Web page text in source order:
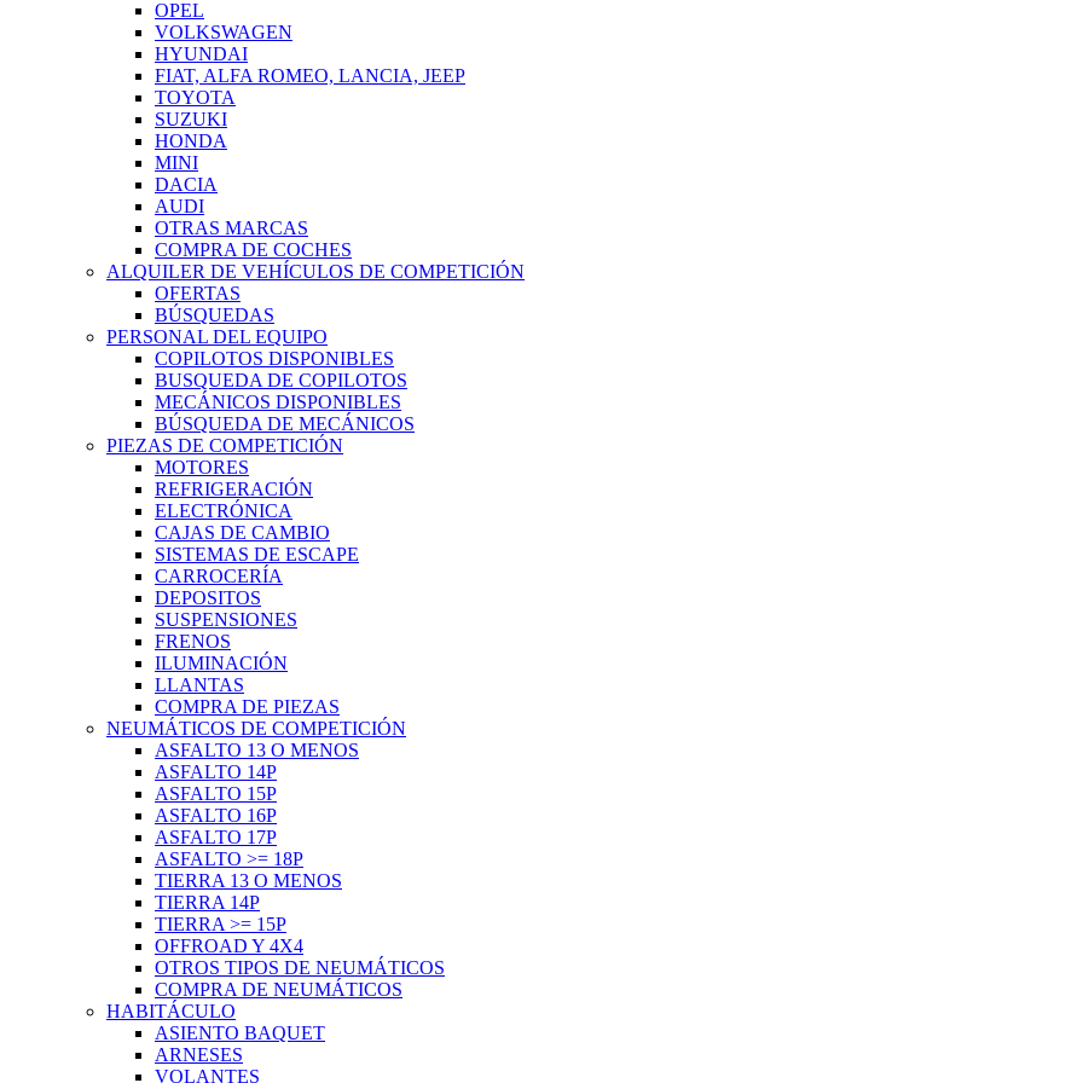
OPEL
VOLKSWAGEN
HYUNDAI
FIAT, ALFA ROMEO, LANCIA, JEEP
TOYOTA
SUZUKI
HONDA
MINI
DACIA
AUDI
OTRAS MARCAS
COMPRA DE COCHES
ALQUILER DE VEHÍCULOS DE COMPETICIÓN
OFERTAS
BÚSQUEDAS
PERSONAL DEL EQUIPO
COPILOTOS DISPONIBLES
BUSQUEDA DE COPILOTOS
MECÁNICOS DISPONIBLES
BÚSQUEDA DE MECÁNICOS
PIEZAS DE COMPETICIÓN
MOTORES
REFRIGERACIÓN
ELECTRÓNICA
CAJAS DE CAMBIO
SISTEMAS DE ESCAPE
CARROCERÍA
DEPOSITOS
SUSPENSIONES
FRENOS
ILUMINACIÓN
LLANTAS
COMPRA DE PIEZAS
NEUMÁTICOS DE COMPETICIÓN
ASFALTO 13 O MENOS
ASFALTO 14P
ASFALTO 15P
ASFALTO 16P
ASFALTO 17P
ASFALTO >= 18P
TIERRA 13 O MENOS
TIERRA 14P
TIERRA >= 15P
OFFROAD Y 4X4
OTROS TIPOS DE NEUMÁTICOS
COMPRA DE NEUMÁTICOS
HABITÁCULO
ASIENTO BAQUET
ARNESES
VOLANTES